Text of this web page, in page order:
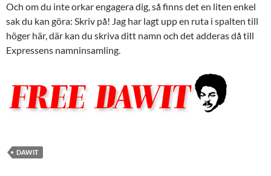
Och om du inte orkar engagera dig, så finns det en liten enkel
sak du kan göra: Skriv på! Jag har lagt upp en ruta i spalten till
höger här, där kan du skriva ditt namn och det adderas då till
Expressens namninsamling.
DAWIT